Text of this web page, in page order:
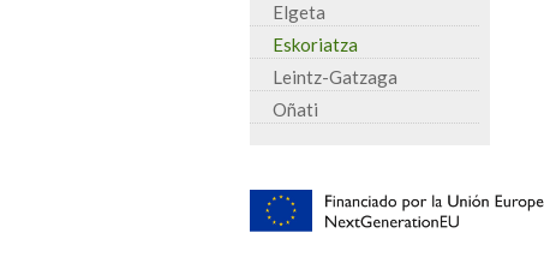
Elgeta
Eskoriatza
Leintz-Gatzaga
Oñati